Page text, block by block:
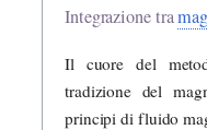
Integrazione tra
Il cuore del
tradizione del
principi di fluido